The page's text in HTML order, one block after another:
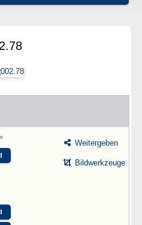
Weitergeben
Bildwerkzeuge